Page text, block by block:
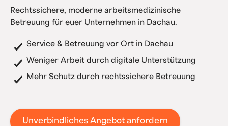
Rechtssichere, moderne arbeitsmedizinische
Betreuung für euer Unternehmen in Dachau.
Service & Betreuung vor Ort in Dachau
Weniger Arbeit durch digitale Unterstützung
Mehr Schutz durch rechtssichere Betreuung
Unverbindliches Angebot anfordern